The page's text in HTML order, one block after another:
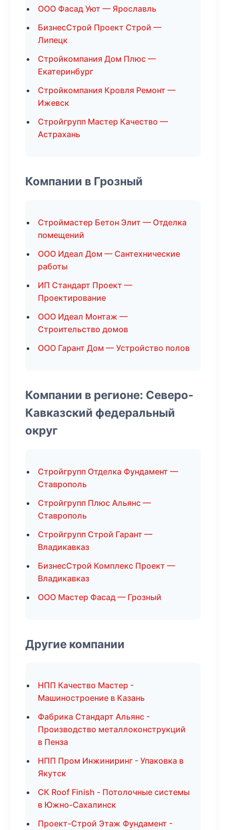
ООО Фасад Уют — Ярославль
БизнесСтрой Проект Строй —
Липецк
Стройкомпания Дом Плюс —
Екатеринбург
Стройкомпания Кровля Ремонт —
Ижевск
Стройгрупп Мастер Качество —
Астрахань
Компании в Грозный
Строймастер Бетон Элит — Отделка
помещений
ООО Идеал Дом — Сантехнические
работы
ИП Стандарт Проект —
Проектирование
ООО Идеал Монтаж —
Строительство домов
ООО Гарант Дом — Устройство полов
Компании в регионе: Северо-
Кавказский федеральный
округ
Стройгрупп Отделка Фундамент —
Ставрополь
Стройгрупп Плюс Альянс —
Ставрополь
Стройгрупп Строй Гарант —
Владикавказ
БизнесСтрой Комплекс Проект —
Владикавказ
ООО Мастер Фасад — Грозный
Другие компании
НПП Качество Мастер -
Машиностроение в Казань
Фабрика Стандарт Альянс -
Производство металлоконструкций
в Пенза
НПП Пром Инжиниринг - Упаковка в
Якутск
СК Roof Finish - Потолочные системы
в Южно-Сахалинск
Проект-Строй Этаж Фундамент -